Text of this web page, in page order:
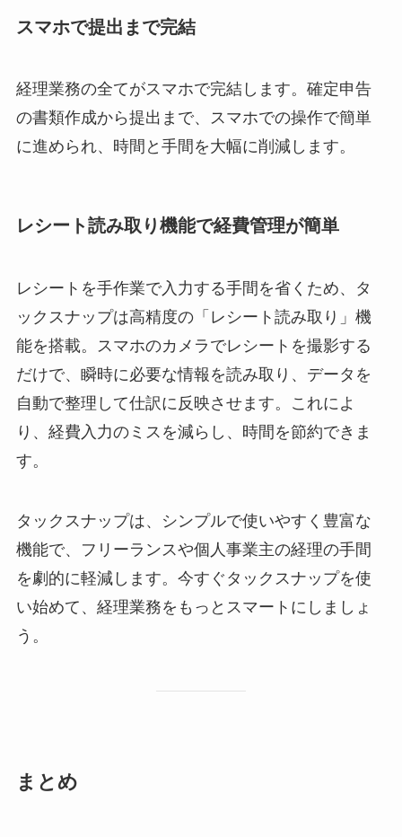
スマホで提出まで完結
経理業務の全てがスマホで完結します。確定申告
の書類作成から提出まで、スマホでの操作で簡単
に進められ、時間と手間を大幅に削減します。
レシート読み取り機能で経費管理が簡単
レシートを手作業で入力する手間を省くため、タ
ックスナップは高精度の「レシート読み取り」機
能を搭載。スマホのカメラでレシートを撮影する
だけで、瞬時に必要な情報を読み取り、データを
自動で整理して仕訳に反映させます。これによ
り、経費入力のミスを減らし、時間を節約できま
す。
タックスナップは、シンプルで使いやすく豊富な
機能で、フリーランスや個人事業主の経理の手間
を劇的に軽減します。今すぐタックスナップを使
い始めて、経理業務をもっとスマートにしましょ
う。
まとめ